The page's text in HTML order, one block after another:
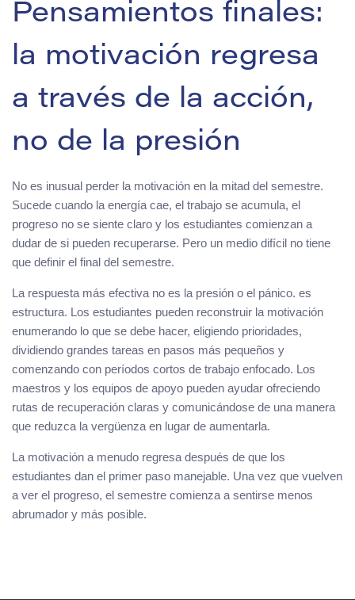
Pensamientos finales:
la motivación regresa
a través de la acción,
no de la presión
No es inusual perder la motivación en la mitad del semestre.
Sucede cuando la energía cae, el trabajo se acumula, el
progreso no se siente claro y los estudiantes comienzan a
dudar de si pueden recuperarse. Pero un medio difícil no tiene
que definir el final del semestre.
La respuesta más efectiva no es la presión o el pánico. es
estructura. Los estudiantes pueden reconstruir la motivación
enumerando lo que se debe hacer, eligiendo prioridades,
dividiendo grandes tareas en pasos más pequeños y
comenzando con períodos cortos de trabajo enfocado. Los
maestros y los equipos de apoyo pueden ayudar ofreciendo
rutas de recuperación claras y comunicándose de una manera
que reduzca la vergüenza en lugar de aumentarla.
La motivación a menudo regresa después de que los
estudiantes dan el primer paso manejable. Una vez que vuelven
a ver el progreso, el semestre comienza a sentirse menos
abrumador y más posible.